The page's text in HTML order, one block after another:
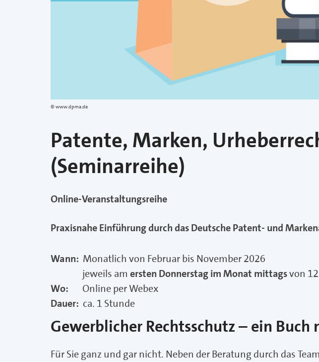
www.dpma.de
Patente, Marken,
(Seminarreihe)
Online-Veranstaltungsreihe
Praxisnahe Einführung durch das Deutsche Patent- und
Wann: Monatlich von Februar bis November 2026
jeweils am ersten Donnerstag im Monat mittagsvon
Wo: Online per Webex
Dauer: ca. 1 Stunde
Gewerblicher Rechtsschutz – ein Buch
Für Sie ganz und gar nicht. Neben der Beratung durch das